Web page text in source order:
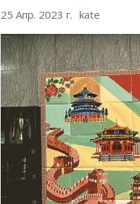
25 Апр. 2023 г. kate